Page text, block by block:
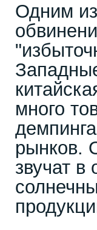
Одним
много
рынков.
звучат в